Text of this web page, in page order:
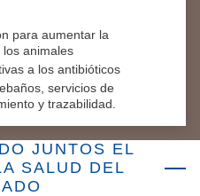
para aumentar la
los animales
a los antibióticos
servicios de
y trazabilidad.
JUNTOS EL
SALUD DEL